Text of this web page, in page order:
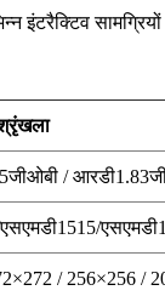
इंटरैक्टिव
/
/ 256×256 /